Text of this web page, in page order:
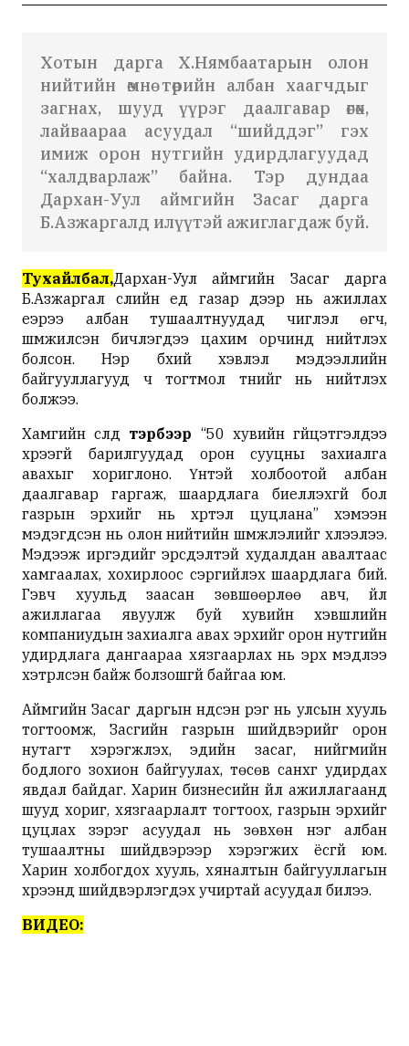
Хотын дарга Х.Нямбаатарын олон
нийтийн өмнө төрийн албан хаагчдыг
загнах, шууд үүрэг даалгавар өгөх,
лайваараа асуудал “шийддэг” гэх
имиж орон нутгийн удирдлагуудад
“халдварлаж” байна. Тэр дундаа
Дархан-Уул аймгийн Засаг дарга
Б.Азжаргалд илүүтэй ажиглагдаж буй.
Тухайлбал,Дархан-Уул аймгийн Засаг дарга
Б.Азжаргал сүүлийн үед газар дээр нь ажиллах
үеэрээ албан тушаалтнуудад чиглэл өгч,
шүүмжилсэн бичлэгүүдээ цахим орчинд нийтлэх
болсон. Нэр бүхий хэвлэл мэдээллийн
байгууллагууд ч тогтмол түүнийг нь нийтлэх
болжээ.
Хамгийн сүүлд тэрбээр “50 хувийн гүйцэтгэлдээ
хүрээгүй барилгуудад орон сууцны захиалга
авахыг хориглоно. Үүнтэй холбоотой албан
даалгавар гаргаж, шаардлага биелүүлэхгүй бол
газрын эрхийг нь хүртэл цуцлана” хэмээн
мэдэгдсэн нь олон нийтийн шүүмжлэлийг хүлээлээ.
Мэдээж иргэдийг эрсдэлтэй худалдан авалтаас
хамгаалах, хохирлоос сэргийлэх шаардлага бий.
Гэвч хуульд заасан зөвшөөрлөө авч, үйл
ажиллагаа явуулж буй хувийн хэвшлийн
компаниудын захиалга авах эрхийг орон нутгийн
удирдлага дангаараа хязгаарлах нь эрх мэдлээ
хэтрүүлсэн байж болзошгүй байгаа юм.
Аймгийн Засаг даргын үндсэн үүрэг нь улсын хууль
тогтоомж, Засгийн газрын шийдвэрийг орон
нутагт хэрэгжүүлэх, эдийн засаг, нийгмийн
бодлого зохион байгуулах, төсөв санхүүг удирдах
явдал байдаг. Харин бизнесийн үйл ажиллагаанд
шууд хориг, хязгаарлалт тогтоох, газрын эрхийг
цуцлах зэрэг асуудал нь зөвхөн нэг албан
тушаалтны шийдвэрээр хэрэгжих ёсгүй юм.
Харин холбогдох хууль, хяналтын байгууллагын
хүрээнд шийдвэрлэгдэх учиртай асуудал билээ.
ВИДЕО: